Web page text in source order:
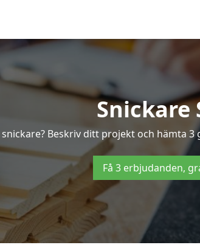
Snickare
Beskriv ditt projekt och hämta
Få 3 erbjudanden,